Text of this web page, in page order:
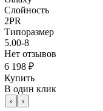
Слойность
2PR
Типоразмер
5.00-8
Нет отзывов
6 198 ₽
Купить
В один клик
‹ ›